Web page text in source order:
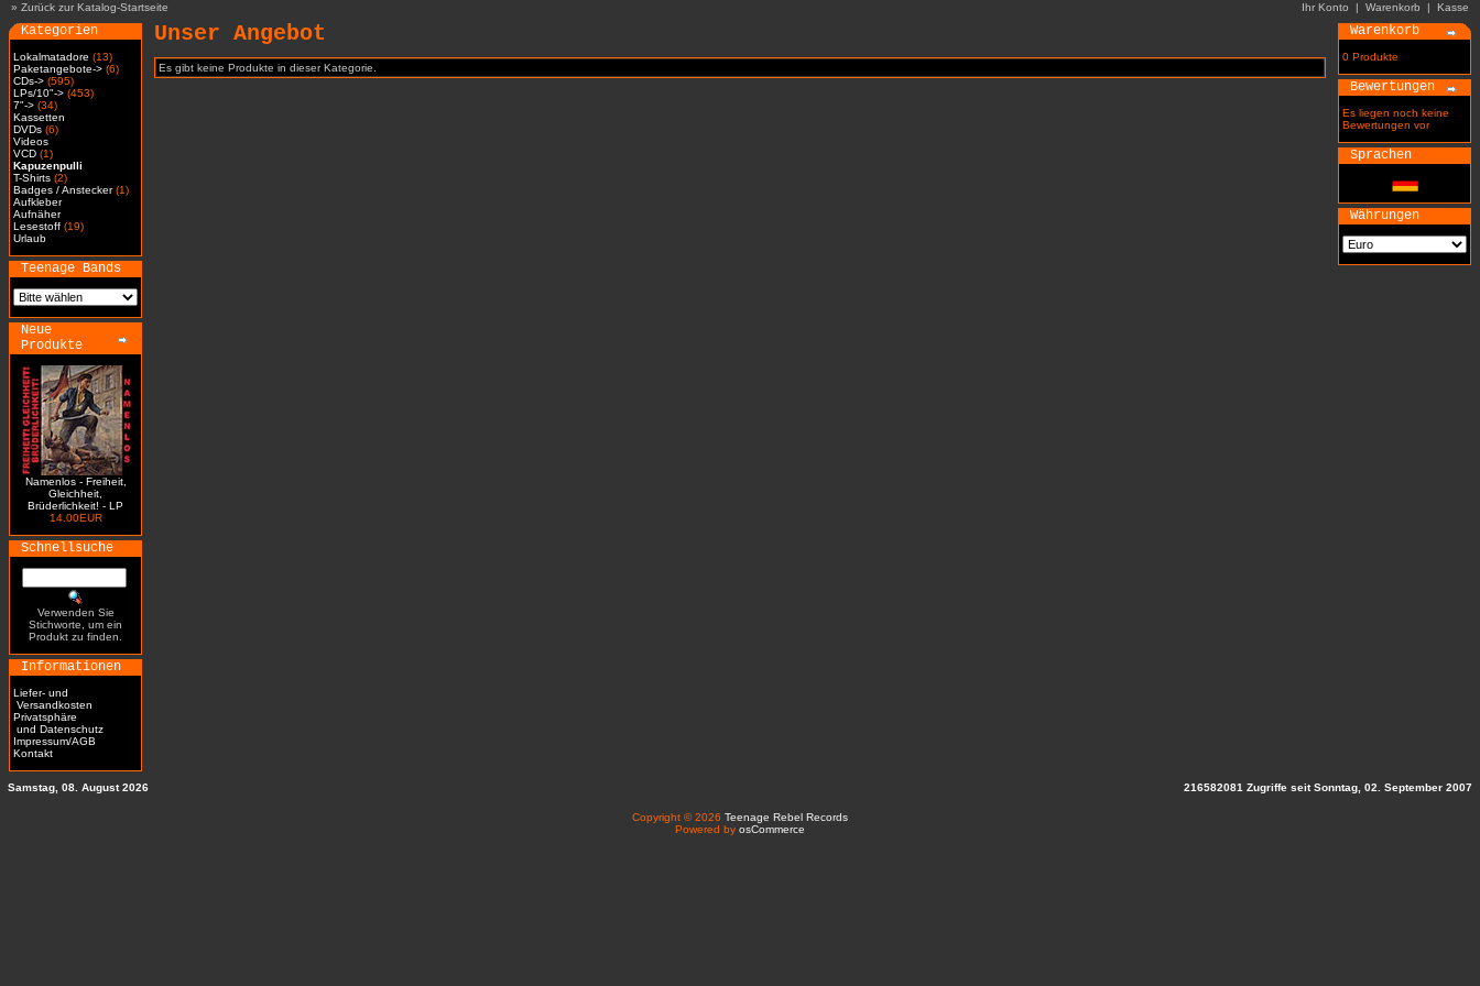
» Zurück zur Katalog-Startseite Ihr Konto | Warenkorb | Kasse
Kategorien
Lokalmatadore (13)
Paketangebote-> (6)
CDs-> (595)
LPs/10"-> (453)
7"-> (34)
Kassetten
DVDs (6)
Videos
VCD (1)
Kapuzenpulli
T-Shirts (2)
Badges / Anstecker(1)
Aufkleber
Aufnäher
Lesestoff (19)
Urlaub
Teenage Bands
Neue
Produkte
Namenlos - Freiheit,
Gleichheit,
Brüderlichkeit! - LP
14.00EUR
Schnellsuche
Verwenden Sie
Stichworte, um ein
Produkt zu finden.
Informationen
Liefer- und
Versandkosten
Privatsphäre
und Datenschutz
Impressum/AGB
Kontakt
Unser Angebot
Es gibt keine Produkte in dieser Kategorie.
Warenkorb
0 Produkte
Bewertungen
Es liegen noch keine
Bewertungen vor
Sprachen
Währungen
Samstag, 08. August 2026 216582081 Zugriffe seit Sonntag, 02. September 2007
Copyright © 2026 Teenage Rebel Records
Powered by osCommerce